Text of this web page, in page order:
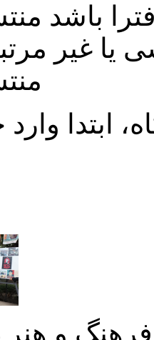
یا غیر
ابتدا
فرهنگ و هنر